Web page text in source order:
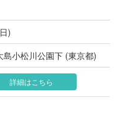
)
島小松川公園下 (東京都)
詳細はこちら